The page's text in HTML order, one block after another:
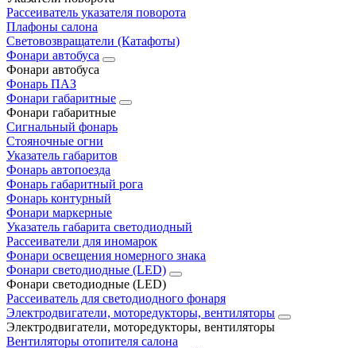
Рассеиватель указателя поворота
Плафоны салона
Световозвращатели (Катафоты)
Фонари автобуса
Фонари автобуса
Фонарь ПАЗ
Фонари габаритные
Фонари габаритные
Сигнальный фонарь
Стояночные огни
Указатель габаритов
Фонарь автопоезда
Фонарь габаритный рога
Фонарь контурный
Фонари маркерные
Указатель габарита светодиодный
Рассеиватели для иномарок
Фонари освещения номерного знака
Фонари светодиодные (LED)
Фонари светодиодные (LED)
Рассеиватель для светодиодного фонаря
Электродвигатели, моторедукторы, вентиляторы
Электродвигатели, моторедукторы, вентиляторы
Вентиляторы отопителя салона